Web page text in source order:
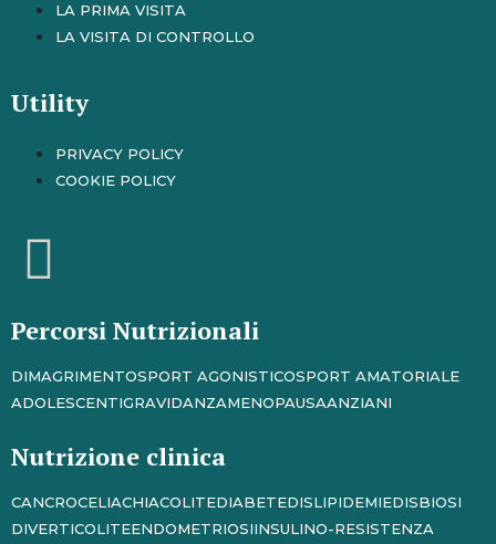
LA PRIMA VISITA
LA VISITA DI CONTROLLO
Utility
PRIVACY POLICY
COOKIE POLICY
Percorsi Nutrizionali
DIMAGRIMENTOSPORT AGONISTICOSPORT AMATORIALE
ADOLESCENTIGRAVIDANZAMENOPAUSAANZIANI
Nutrizione clinica
CANCROCELIACHIACOLITEDIABETEDISLIPIDEMIEDISBIOSI
DIVERTICOLITEENDOMETRIOSIINSULINO-RESISTENZA